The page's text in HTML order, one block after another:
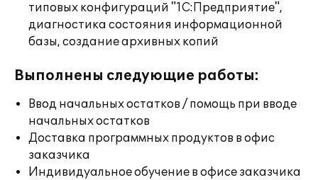
типовых конфигураций "1С:Предприятие",
диагностика состояния информационной
базы, создание архивных копий
Выполнены следующие работы:
Ввод начальных остатков / помощь при вводе
начальных остатков
Доставка программных продуктов в офис
заказчика
Индивидуальное обучение в офисе заказчика